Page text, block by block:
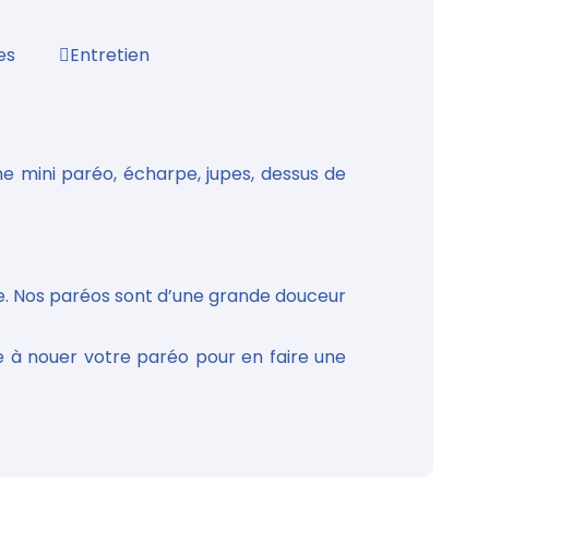
Entretien
paréo, écharpe, jupes, dessus de
paréos sont d’une grande douceur
à nouer votre paréo pour en faire une